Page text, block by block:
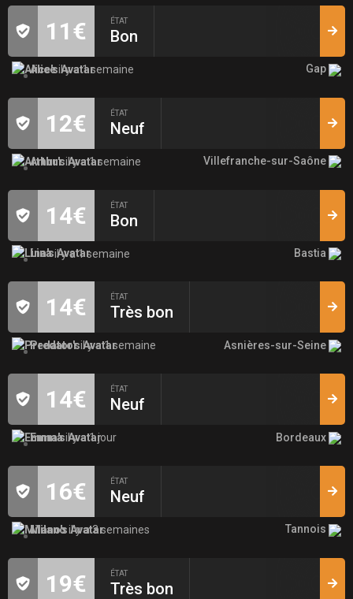
11€ ÉTAT
Bon
Aliceil y a 1 semaine Gap
12€ ÉTAT
Neuf
Arthuril y a 1 semaine Villefranche-sur-Saône
14€ ÉTAT
Bon
Linail y a 1 semaine Bastia
14€ ÉTAT
Très bon
Predatoril y a 1 semaine Asnières-sur-Seine
14€ ÉTAT
Neuf
Emmail y a 1 jour Bordeaux
16€ ÉTAT
Neuf
Milanoil y a 3 semaines Tannois
19€ ÉTAT
Très bon